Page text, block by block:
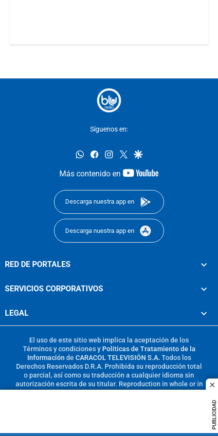
PUBLICIDAD
Síguenos en:
whatsappfacebookinstagram
twittergoogle
Más contenido en
youtube-
Descarga nuestra app en
Descarga nuestra app en
RED DE PORTALES
SERVICIOS CORPORATIVOS
LEGAL
El uso de este sitio web implica la aceptación de los
Términos y condicionesy Políticas de Tratamiento de la
Información de CARACOL TELEVISIÓN S.A. Todos los
Derechos Reservados D.R.A. Prohibida su reproducción total
o parcial, así como su traducción a cualquier idioma sin
autorización escrita de su titular. Reproduction in whole or in